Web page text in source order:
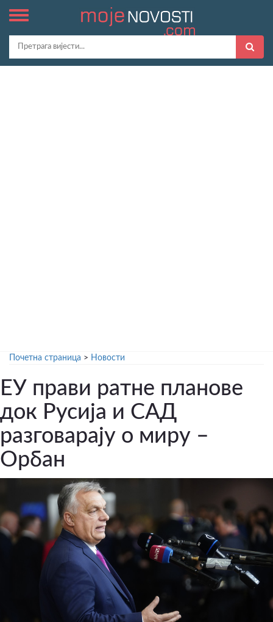
Почетна страница > Новости
ЕУ прави ратне планове
док Русија и САД
разговарају о миру –
Орбан